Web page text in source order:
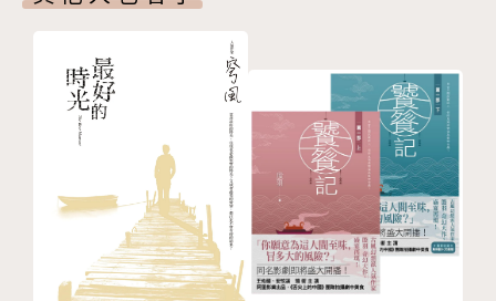
粉絲專頁：林斯諺 Szu-Yen Lin